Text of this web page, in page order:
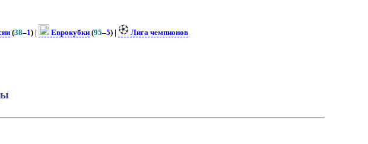
(38–1) | Еврокубки (95–5) |
Лига чемпионов